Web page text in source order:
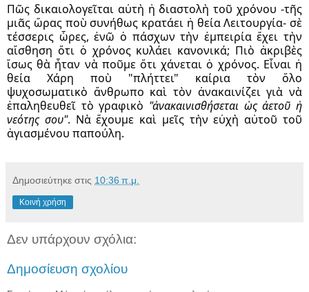
Πῶς δικαιολογεῖται αὐτὴ ἡ διαστολὴ τοῦ χρόνου -τῆς
μιᾶς ὥρας ποὺ συνήθως κρατάει ἡ θεία Λειτουργία- σὲ
τέσσερις ὧρες, ἐνῶ ὁ πάσχων τὴν ἐμπειρία ἔχει τὴν
αἴσθηση ὅτι ὁ χρόνος κυλάει κανονικά; Πιὸ ἀκριβὲς
ἴσως θὰ ἦταν νὰ ποῦμε ὅτι χάνεται ὁ χρόνος. Εἶναι ἡ
θεία Χάρη ποὺ "πλήττει" καίρια τὸν ὅλο
ψυχοσωματικὸ ἄνθρωπο καὶ τὸν ἀνακαινίζει γιὰ νὰ
ἐπαληθευθεῖ τὸ γραφικὸ "ἀνακαινισθήσεται ὡς ἀετοῦ ἡ
νεότης σου". Νὰ ἔχουμε καὶ μεῖς τὴν εὐχὴ αὐτοῦ τοῦ
ἁγιασμένου παπούλη.
Δημοσιεύτηκε στις 10:36 π.μ.
Κοινή χρήση
Δεν υπάρχουν σχόλια:
Δημοσίευση σχολίου